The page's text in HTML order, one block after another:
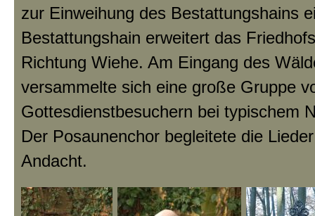
zur Einweihung des Bestattungshains
Bestattungshain erweitert das
Richtung Wiehe. Am Eingang des
versammelte sich eine große Gruppe
Gottesdienstbesuchern bei typischem
Der Posaunenchor begleitete die
Andacht.